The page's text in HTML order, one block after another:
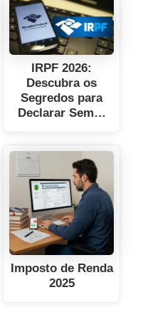
IRPF 2026:
Descubra os
Segredos para
Declarar Sem…
Imposto de Renda
2025